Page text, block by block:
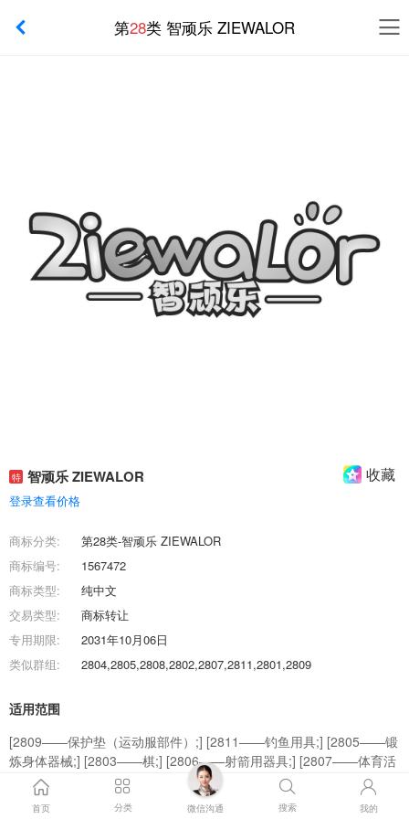
第28类 智顽乐 ZIEWALOR
特 智顽乐 ZIEWALOR 收藏
登录查看价格
商标分类:
第28类-智顽乐 ZIEWALOR
商标编号:
1567472
商标类型:
纯中文
交易类型:
商标转让
专用期限:
2031年10月06日
类似群组:
2804,2805,2808,2802,2807,2811,2801,2809
适用范围
[2809——保护垫（运动服部件）;] [2811——钓鱼用具;] [2805——锻
炼身体器械;] [2803——棋;] [2806——射箭用器具;] [2807——体育活
动器械;] [2804——体育活动用球;] [2802——玩具;] [2801——游戏器
具;] [2808——游泳池（娱乐用品）;] [-——游泳池(娱乐用品);]
首页 分类 微信沟通 搜索 我的